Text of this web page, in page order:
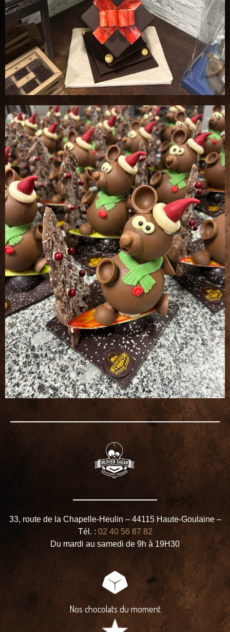
33, route de la Chapelle-Heulin – 44115 Haute-Goulaine –
Tél. : 02 40 56 87 82
Du mardi au samedi de 9h à 19H30
Nos chocolats du moment